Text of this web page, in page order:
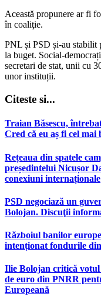
Această propunere ar fi
în coaliţie.
PNL și PSD și-au stabilit
la buget. Social-
secretari de stat, unii cu
unor instituții.
Citeste si...
Traian Băsescu,
Cred că eu aș fi cel mai
Rețeaua din spatele
președintelui Nicușor
conexiuni internaționale
PSD negociază un
Bolojan. Discuţii
Războiul banilor
intenționat fondurile
Ilie Bolojan critică
de euro din PNRR
Europeană